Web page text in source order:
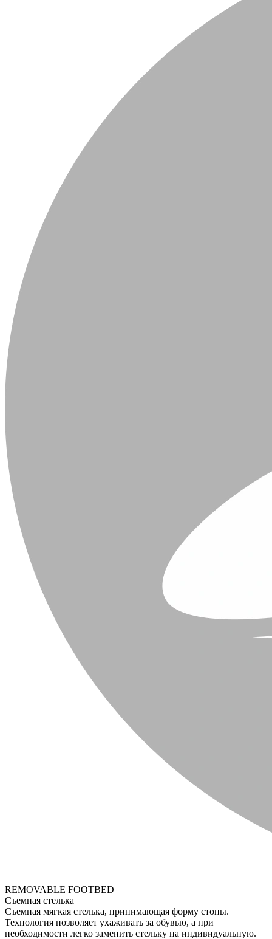
REMOVABLE FOOTBED
Съемная стелька
Съемная мягкая стелька, принимающая форму стопы.
Технология позволяет ухаживать за обувью, а при
необходимости легко заменить стельку на индивидуальную.